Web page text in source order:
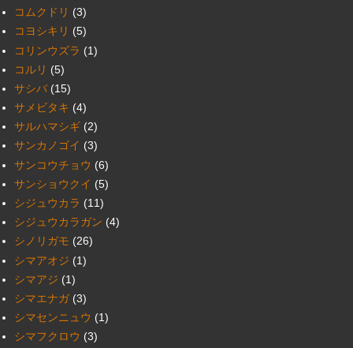
コムクドリ (3)
コヨシキリ (5)
コリンウズラ (1)
コルリ (5)
サシバ (15)
サメビタキ (4)
サルハマシギ (2)
サンカノゴイ (3)
サンコウチョウ (6)
サンショウクイ (5)
シジュウカラ (11)
シジュウカラガン (4)
シノリガモ (26)
シマアオジ (1)
シマアジ (1)
シマエナガ (3)
シマセンニュウ (1)
シマフクロウ (3)